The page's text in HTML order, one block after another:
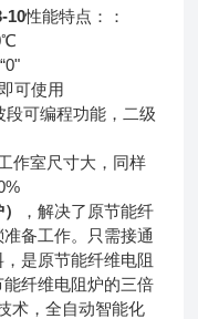
10性能特点：：
可使用
段可编程功能，二级
作室尺寸大，同样
，解决了原节能纤
备工作。只需接通
是原节能纤维电阻
纤维电阻炉的三倍
术，全自动智能化